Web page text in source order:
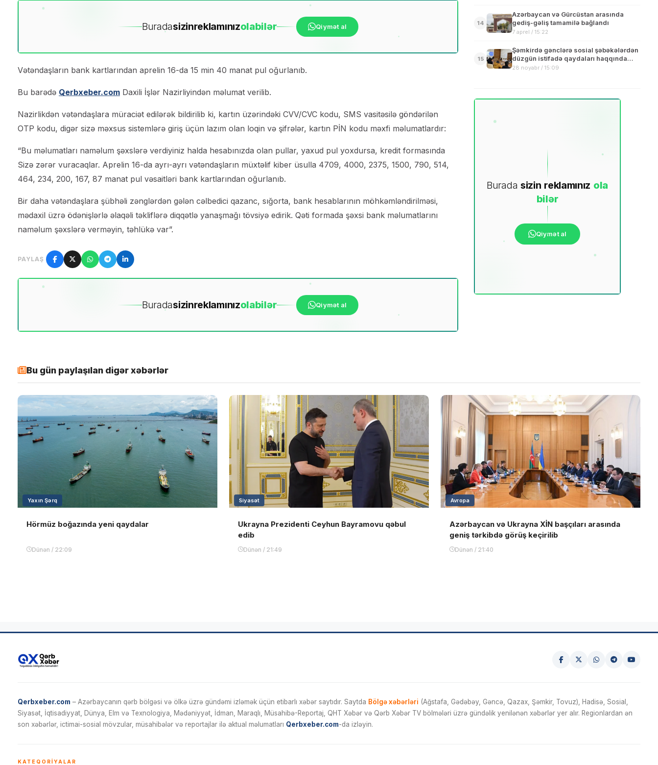
Buradasizinreklamınızolabilər Qiymət al
Vətəndaşların bank kartlarından aprelin 16-da 15 min 40 manat pul oğurlanıb.
Bu barədə Qerbxeber.com Daxili İşlər Nazirliyindən məlumat verilib.
Nazirlikdən vətəndaşlara müraciət edilərək bildirilib ki, kartın üzərindəki CVV/CVC kodu, SMS vasitəsilə göndərilən
OTP kodu, digər sizə məxsus sistemlərə giriş üçün lazım olan loqin və şifrələr, kartın PİN kodu məxfi məlumatlardır:
“Bu məlumatları naməlum şəxslərə verdiyiniz halda hesabınızda olan pullar, yaxud pul yoxdursa, kredit formasında
Sizə zərər vuracaqlar. Aprelin 16-da ayrı-ayrı vətəndaşların müxtəlif kiber üsulla 4709, 4000, 2375, 1500, 790, 514,
464, 234, 200, 167, 87 manat pul vəsaitləri bank kartlarından oğurlanıb.
Bir daha vətəndaşlara şübhəli zənglərdən gələn cəlbedici qazanc, sığorta, bank hesablarının möhkəmləndirilməsi,
mədaxil üzrə ödənişlərlə əlaqəli təkliflərə diqqətlə yanaşmağı tövsiyə edirik. Qəti formada şəxsi bank məlumatlarını
naməlum şəxslərə verməyin, təhlükə var”.
PAYLAŞ
Buradasizinreklamınızolabilər Qiymət al
14
Azərbaycan və Gürcüstan arasında
gediş-gəliş tamamilə bağlandı
7 aprel / 15:22
15
Şəmkirdə gənclərə sosial şəbəkələrdən
düzgün istifadə qaydaları haqqında
məlumat verilib
28 noyabr / 15:09
Burada sizin reklamınız ola
bilər
Qiymət al
Bu gün paylaşılan digər xəbərlər
Yaxın Şərq
Hörmüz boğazında yeni qaydalar
Dünən / 22:09
Siyasət
Ukrayna Prezidenti Ceyhun Bayramovu qəbul
edib
Dünən / 21:49
Avropa
Azərbaycan və Ukrayna XİN başçıları arasında
geniş tərkibdə görüş keçirilib
Dünən / 21:40
Qerbxeber.com – Azərbaycanın qərb bölgəsi və ölkə üzrə gündəmi izləmək üçün etibarlı xəbər saytıdır. Saytda Bölgə xəbərləri (Ağstafa, Gədəbəy, Gəncə, Qazax, Şəmkir, Tovuz), Hadisə, Sosial,
Siyasət, İqtisadiyyat, Dünya, Elm və Texnologiya, Mədəniyyət, İdman, Maraqlı, Müsahibə-Reportaj, QHT Xəbər və Qərb Xəbər TV bölmələri üzrə gündəlik yenilənən xəbərlər yer alır. Regionlardan ən
son xəbərlər, ictimai-sosial mövzular, müsahibələr və reportajlar ilə aktual məlumatları Qerbxeber.com-da izləyin.
KATEQORIYALAR